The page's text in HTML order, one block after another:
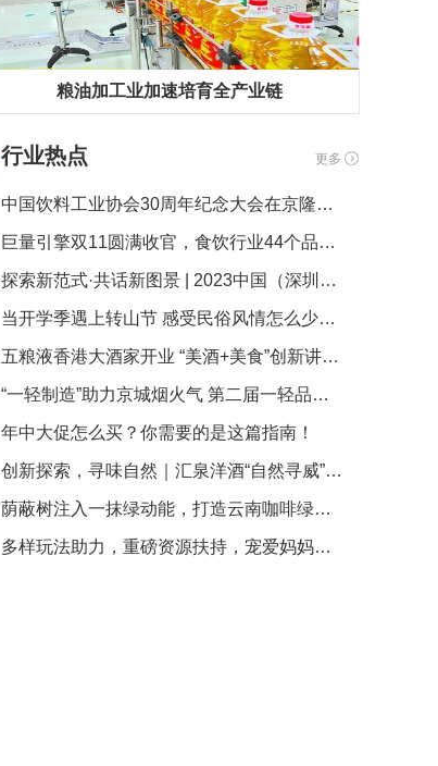
粮油加工业加速培育全产业链
行业热点 更多
中国饮料工业协会30周年纪念大会在京隆重召开，康师傅受邀参会
巨量引擎双11圆满收官，食饮行业44个品牌GMV超千万
探索新范式·共话新图景 | 2023中国（深圳）新茶饮大会顺利启幕
当开学季遇上转山节 感受民俗风情怎么少的了金口健防蛀漱口水
五粮液香港大酒家开业 “美酒+美食”创新讲好中国白酒故事
“一轻制造”助力京城烟火气 第二届一轻品牌嘉年华拉开帷幕
年中大促怎么买？你需要的是这篇指南！
创新探索，寻味自然｜汇泉洋酒“自然寻威”二次陈年威士忌体验活动举办
荫蔽树注入一抹绿动能，打造云南咖啡绿色经济发展强引擎
多样玩法助力，重磅资源扶持，宠爱妈妈，就左滑逛抖音商城